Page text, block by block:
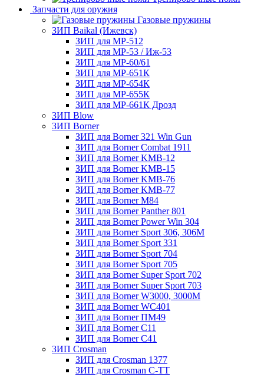
Запчасти для оружия
Газовые пружины
ЗИП Baikal (Ижевск)
ЗИП для МР-512
ЗИП для МР-53 / Иж-53
ЗИП для МР-60/61
ЗИП для МР-651К
ЗИП для МР-654К
ЗИП для МР-655К
ЗИП для МР-661К Дрозд
ЗИП Blow
ЗИП Borner
ЗИП для Borner 321 Win Gun
ЗИП для Borner Combat 1911
ЗИП для Borner KMB-12
ЗИП для Borner KMB-15
ЗИП для Borner KMB-76
ЗИП для Borner KMB-77
ЗИП для Borner M84
ЗИП для Borner Panther 801
ЗИП для Borner Power Win 304
ЗИП для Borner Sport 306, 306M
ЗИП для Borner Sport 331
ЗИП для Borner Sport 704
ЗИП для Borner Sport 705
ЗИП для Borner Super Sport 702
ЗИП для Borner Super Sport 703
ЗИП для Borner W3000, 3000М
ЗИП для Borner WC401
ЗИП для Borner ПМ49
ЗИП для Borner С11
ЗИП для Borner С41
ЗИП Crosman
ЗИП для Crosman 1377
ЗИП для Crosman C-TT